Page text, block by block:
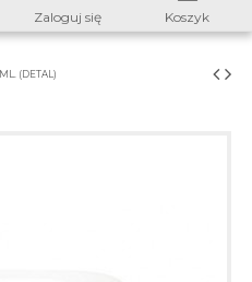
Zaloguj się Koszyk
(DETAL)